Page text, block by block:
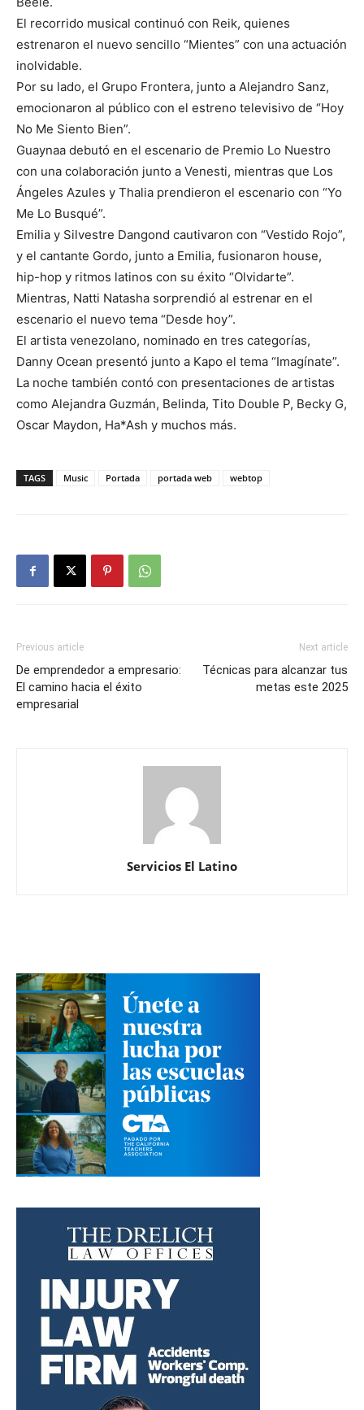
El recorrido musical continuó con Reik, quienes
estrenaron el nuevo sencillo “Mientes” con una actuación
inolvidable.
Por su lado, el Grupo Frontera, junto a Alejandro Sanz,
emocionaron al público con el estreno televisivo de “Hoy
No Me Siento Bien”.
Guaynaa debutó en el escenario de Premio Lo Nuestro
con una colaboración junto a Venesti, mientras que Los
Ángeles Azules y Thalia prendieron el escenario con “Yo
Me Lo Busqué”.
Emilia y Silvestre Dangond cautivaron con “Vestido Rojo”,
y el cantante Gordo, junto a Emilia, fusionaron house,
hip-hop y ritmos latinos con su éxito “Olvidarte”.
Mientras, Natti Natasha sorprendió al estrenar en el
escenario el nuevo tema “Desde hoy”.
El artista venezolano, nominado en tres categorías,
Danny Ocean presentó junto a Kapo el tema “Imagínate”.
La noche también contó con presentaciones de artistas
como Alejandra Guzmán, Belinda, Tito Double P, Becky G,
Oscar Maydon, Ha*Ash y muchos más.
TAGS Music Portada portada web webtop
Previous article
De emprendedor a empresario:
El camino hacia el éxito
empresarial
Next article
Técnicas para alcanzar tus
metas este 2025
Servicios El Latino